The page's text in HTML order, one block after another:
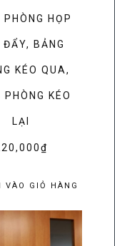
PHÒNG HỌP
ĐẨY, BẢNG
KÉO QUA,
PHÒNG KÉO
LẠI
₫
VÀO GIỎ HÀNG